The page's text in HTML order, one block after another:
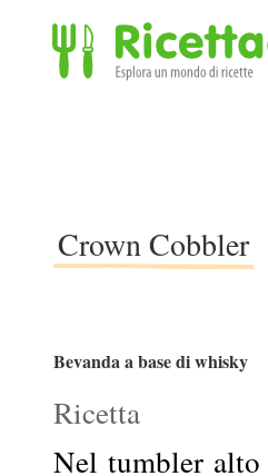
Crown Cobbler
Bevanda a base di whisky
Ricetta
Nel tumbler